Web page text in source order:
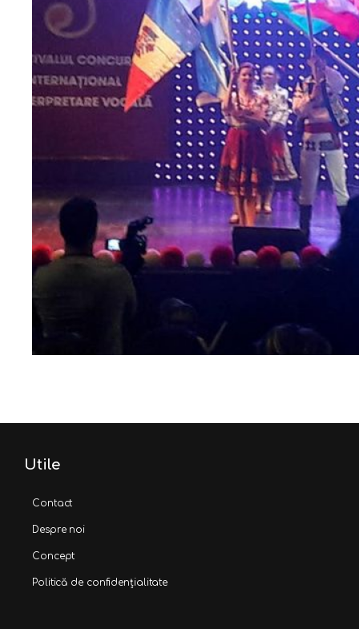
Utile
Contact
Despre noi
Concept
Politică de confidențialitate